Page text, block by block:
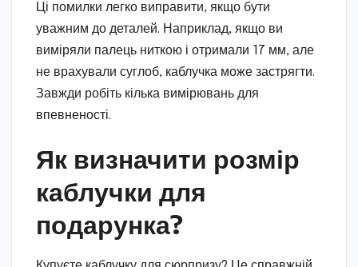
Ці помилки легко виправити, якщо бути
уважним до деталей. Наприклад, якщо ви
виміряли палець ниткою і отримали 17 мм, але
не врахували суглоб, каблучка може застрягти.
Завжди робіть кілька вимірювань для
впевненості.
Як визначити розмір
каблучки для
подарунка?